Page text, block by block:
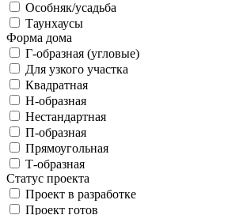
Особняк/усадьба
Таунхаусы
Форма дома
Г-образная (угловые)
Для узкого участка
Квадратная
Н-образная
Нестандартная
П-образная
Прямоугольная
Т-образная
Статус проекта
Проект в разработке
Проект готов